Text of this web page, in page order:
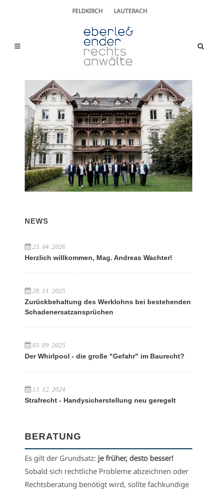
FELDKIRCH LAUTERACH
NEWS
23. 04. 2026
Herzlich willkommen, Mag. Andreas Wachter!
28. 11. 2025
Zurückbehaltung des Werklohns bei bestehenden
Schadenersatzansprüchen
03. 09. 2025
Der Whirlpool - die große "Gefahr" im Baurecht?
13. 12. 2024
Strafrecht - Handysicherstellung neu geregelt
BERATUNG
Es gilt der Grundsatz: je früher, desto besser!
Sobald sich rechtliche Probleme abzeichnen oder
Rechtsberatung benötigt wird, sollte fachkundige